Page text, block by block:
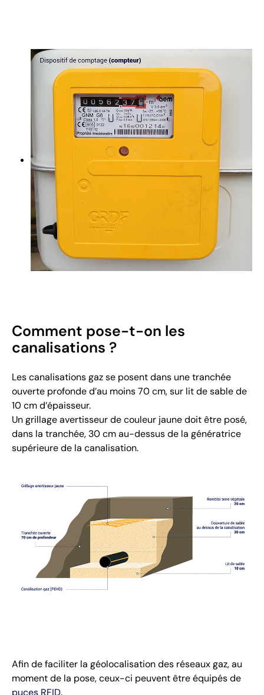
Comment pose-t-on les
canalisations ?
Les canalisations gaz se posent dans une tranchée
ouverte profonde d’au moins 70 cm, sur lit de sable de
10 cm d’épaisseur.
Un grillage avertisseur de couleur jaune doit être posé,
dans la tranchée, 30 cm au-dessus de la génératrice
supérieure de la canalisation.
Afin de faciliter la géolocalisation des réseaux gaz, au
moment de la pose, ceux-ci peuvent être équipés de
puces RFID.